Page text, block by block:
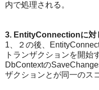
内で処理される。
3. EntityConnectionに対
1、２の後、
トランザクションを開始
DbContextの
ザクションとが同一のス